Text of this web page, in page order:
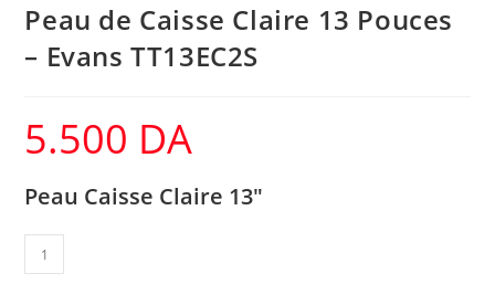
Peau de Caisse Claire 13 Pouces
– Evans TT13EC2S
5.500 DA
Peau Caisse Claire 13″